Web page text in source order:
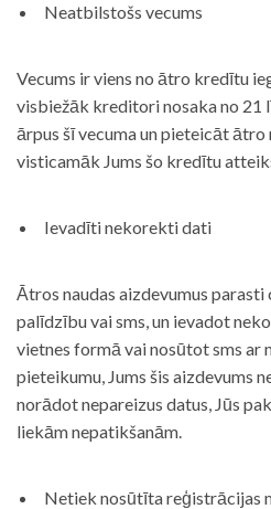
Neatbilstošs vecums
Vecums ir viens no ātro kredītu
visbiežāk kreditori nosaka no 21
ārpus šī vecuma un pieteicāt ātro
visticamāk Jums šo kredītu
Ievadīti nekorekti dati
Ātros naudas aizdevumus
palīdzību vai sms, un ievadot
vietnes formā vai nosūtot sms ar
pieteikumu, Jums šis aizdevums
norādot nepareizus datus, Jūs
liekām nepatikšanām.
Netiek nosūtīta reģistrācijas